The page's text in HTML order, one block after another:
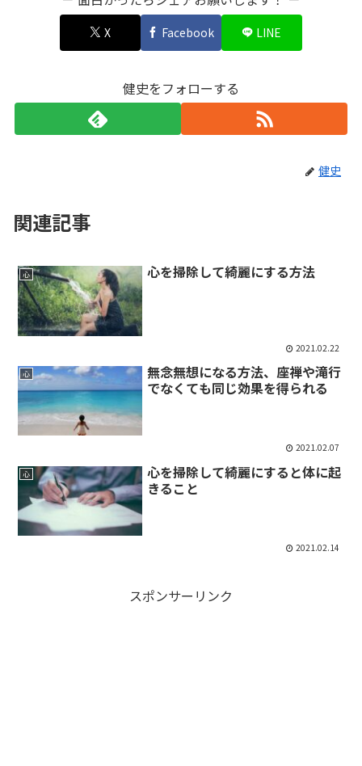
X Facebook LINE
健史をフォローする
健史
関連記事
心 心を掃除して綺麗にする方法
2021.02.22
心
無念無想になる方法、座禅や滝行
でなくても同じ効果を得られる
2021.02.07
心
心を掃除して綺麗にすると体に起
きること
2021.02.14
スポンサーリンク